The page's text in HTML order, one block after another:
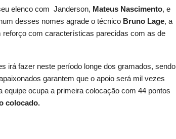
elenco com Janderson, Mateus Nascimento, e
desses nomes agrade o técnico Bruno Lage, a
com características parecidas com as de
irá fazer neste período longe dos gramados, sendo
garantem que o apoio será mil vezes
ocupa a primeira colocação com 44 pontos
colocado.